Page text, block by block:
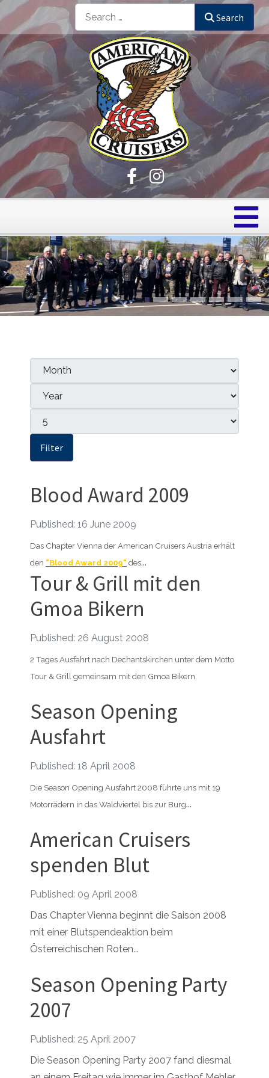
Search
Filters
Month
Year
Display #
Filter
Blood Award 2009
Published: 16 June 2009
Das Chapter Vienna der American Cruisers Austria erhält
den "Blood Award 2009" des...
Tour & Grill mit den
Gmoa Bikern
Published: 26 August 2008
2 Tages Ausfahrt nach Dechantskirchen unter dem Motto
Tour & Grill gemeinsam mit den Gmoa Bikern.
Season Opening
Ausfahrt
Published: 18 April 2008
Die Season Opening Ausfahrt 2008 führte uns mit 19
Motorrädern in das Waldviertel bis zur Burg...
American Cruisers
spenden Blut
Published: 09 April 2008
Das Chapter Vienna beginnt die Saison 2008
mit einer Blutspendeaktion beim
Österreichischen Roten...
Season Opening Party
2007
Published: 25 April 2007
Die Season Opening Party 2007 fand diesmal
Chapter Wien
Ehrenmember
Sozia und Supporters
Chapter NÖ Gänserndorf